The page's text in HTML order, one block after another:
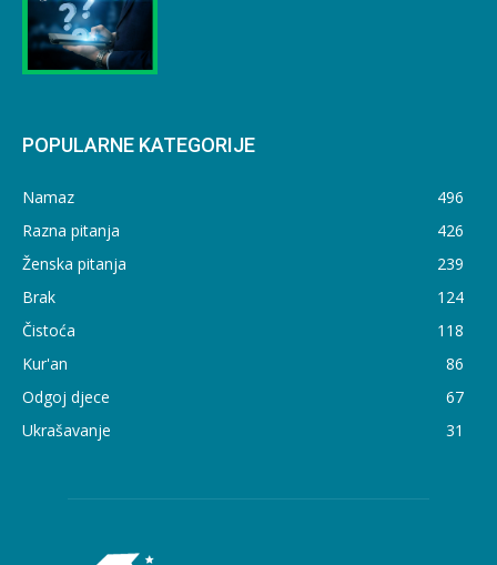
POPULARNE KATEGORIJE
Namaz
496
Razna pitanja
426
Ženska pitanja
239
Brak
124
Čistoća
118
Kur'an
86
Odgoj djece
67
Ukrašavanje
31